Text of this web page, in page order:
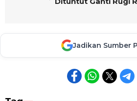
Jadikan Sumber